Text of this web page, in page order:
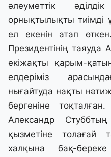
әлеуметтік
орнықтылықты тиімді
ел екенін атап
Президентінің таяуда
екіжақты қарым-
елдеріміз
нығайтуда нақты
бергеніне
Александр
қызметіне
халқына бақ-